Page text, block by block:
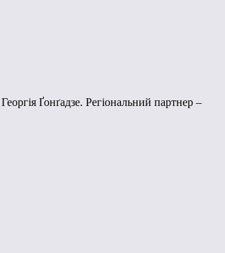
Ґонґадзе. Регіональний партнер –